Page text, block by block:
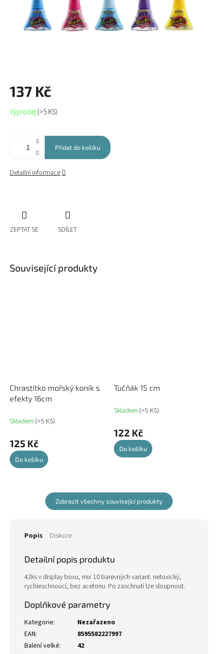
137 Kč
Měrná
cena:
Výprodej(>5 KS)
Přidat do košíku
Detailní informace
ZEPTAT SE SDÍLET
Související produkty
Chrastítko mořský koník s
efekty 16cm
Skladem (>5 KS)
125 Kč
Do košíku
Tučňák 15 cm
Skladem (>5 KS)
122 Kč
Do košíku
Zobrazit všechny související produkty
Popis Diskuze
Detailní popis produktu
42ks v display boxu, mix 10 barevných variant. netoxický,
rychleschnoucí, bez acetonu. Po zaschnutí lze sloupnout.
Doplňkové parametry
Kategorie:
Nezařazeno
EAN:
8595582227997
Balení velké:
42